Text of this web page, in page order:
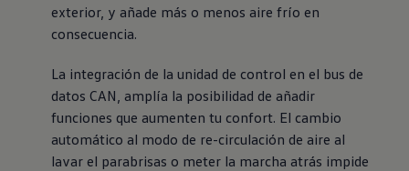
exterior, y añade más o menos aire frío en
consecuencia.
La integración de la unidad de control en el bus de
datos CAN, amplía la posibilidad de añadir
funciones que aumenten tu confort. El cambio
automático al modo de re-circulación de aire al
lavar el parabrisas o meter la marcha atrás impide